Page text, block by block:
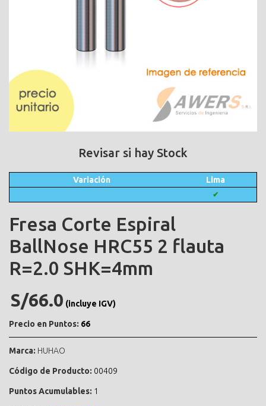
Revisar si hay Stock
Variación Lima
✔
Fresa Corte Espiral
BallNose HRC55 2 flauta
R=2.0 SHK=4mm
S/66.0 (incluye IGV)
Precio en Puntos: 66
Marca: HUHAO
Código de Producto: 00409
Puntos Acumulables: 1